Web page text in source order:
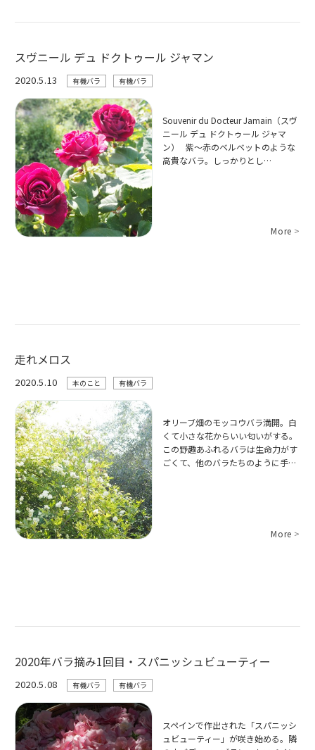
スヴニール デュ ドクトゥール ジャマン
2020.5.13 有機バラ 有機バラ
Souvenir du Docteur Jamain（スヴ
ニール デュ ドクトゥール ジャマ
ン） 紫～赤のベルベットのような
高貴なバラ。しっかりとし…
More >
走れメロス
2020.5.10 本のこと 有機バラ
オリーブ畑のモッコウバラ満開。白
くて小さな花からいい匂いがする。
この野趣あふれるバラは生命力がす
ごくて、他のバラたちのように手…
More >
2020年バラ摘み1回目・スパニッシュビューティー
2020.5.08 有機バラ 有機バラ
スペインで作出された「スパニッシ
ュビューティー」が咲き始める。隣